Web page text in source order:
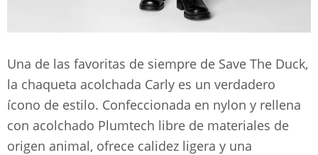
Una de las favoritas de siempre de Save The Duck,
la chaqueta acolchada Carly es un verdadero
ícono de estilo. Confeccionada en nylon y rellena
con acolchado Plumtech libre de materiales de
origen animal, ofrece calidez ligera y una